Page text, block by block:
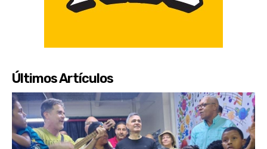
Últimos Artículos